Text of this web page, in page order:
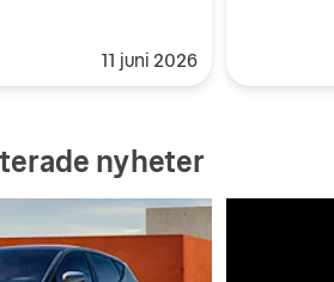
11 juni 2026
nyheter